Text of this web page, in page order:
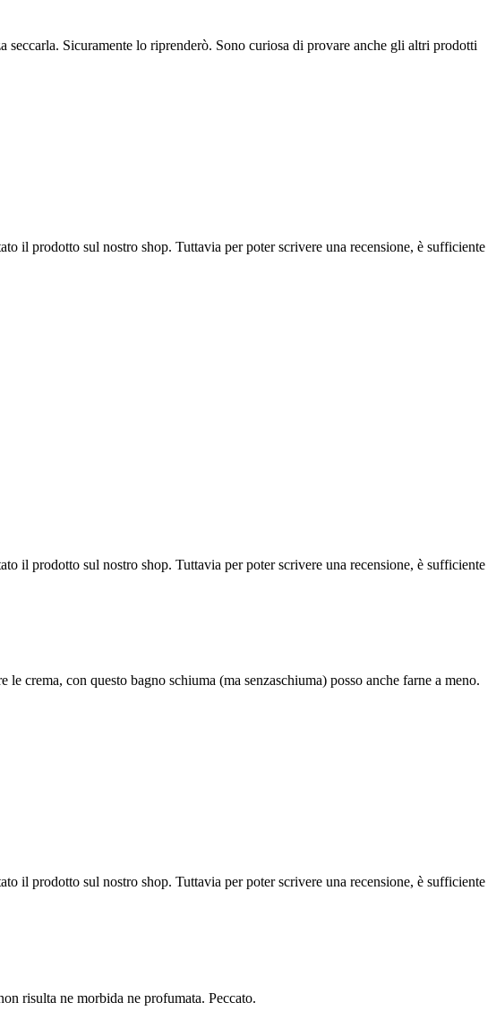
Sicuramente lo riprenderò. Sono curiosa di provare anche gli altri prodotti
il prodotto sul nostro shop. Tuttavia per poter scrivere una recensione, è sufficiente
il prodotto sul nostro shop. Tuttavia per poter scrivere una recensione, è sufficiente
crema, con questo bagno schiuma (ma senzaschiuma) posso anche farne a meno.
il prodotto sul nostro shop. Tuttavia per poter scrivere una recensione, è sufficiente
risulta ne morbida ne profumata. Peccato.